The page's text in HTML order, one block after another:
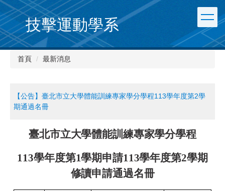
跳
到
主
要
內
技擊運動學系
首頁 最新消息
【公告】臺北市立大學體能訓練專家學分學程113學年度第2學
期通過名冊
臺北市立大學體能訓練專家學分學程
113學年度第1學期申請113學年度第2學期
修讀申請通過名冊